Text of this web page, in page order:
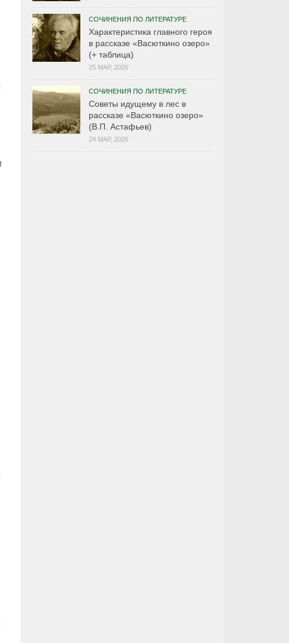
СОЧИНЕНИЯ ПО ЛИТЕРАТУРЕ
Характеристика главного героя
в рассказе «Васюткино озеро»
(+ таблица)
25 МАР, 2026
СОЧИНЕНИЯ ПО ЛИТЕРАТУРЕ
Советы идущему в лес в
рассказе «Васюткино озеро»
(В.П. Астафьев)
24 МАР, 2026